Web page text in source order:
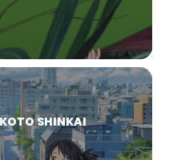
SHINKAI